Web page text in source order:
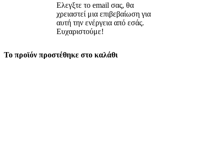
Ελεγξτε το email σας, θα
χρειαστεί μια επιβεβαίωση για
αυτή την ενέργεια από εσάς.
Ευχαριστούμε!
Το προϊόν προστέθηκε στο καλάθι